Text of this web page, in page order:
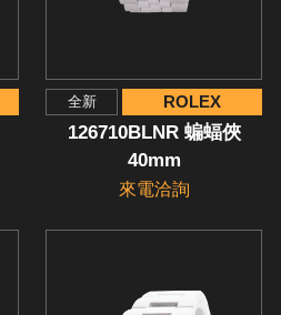
全新 ROLEX
126710BLNR 蝙蝠俠
40mm
來電洽詢